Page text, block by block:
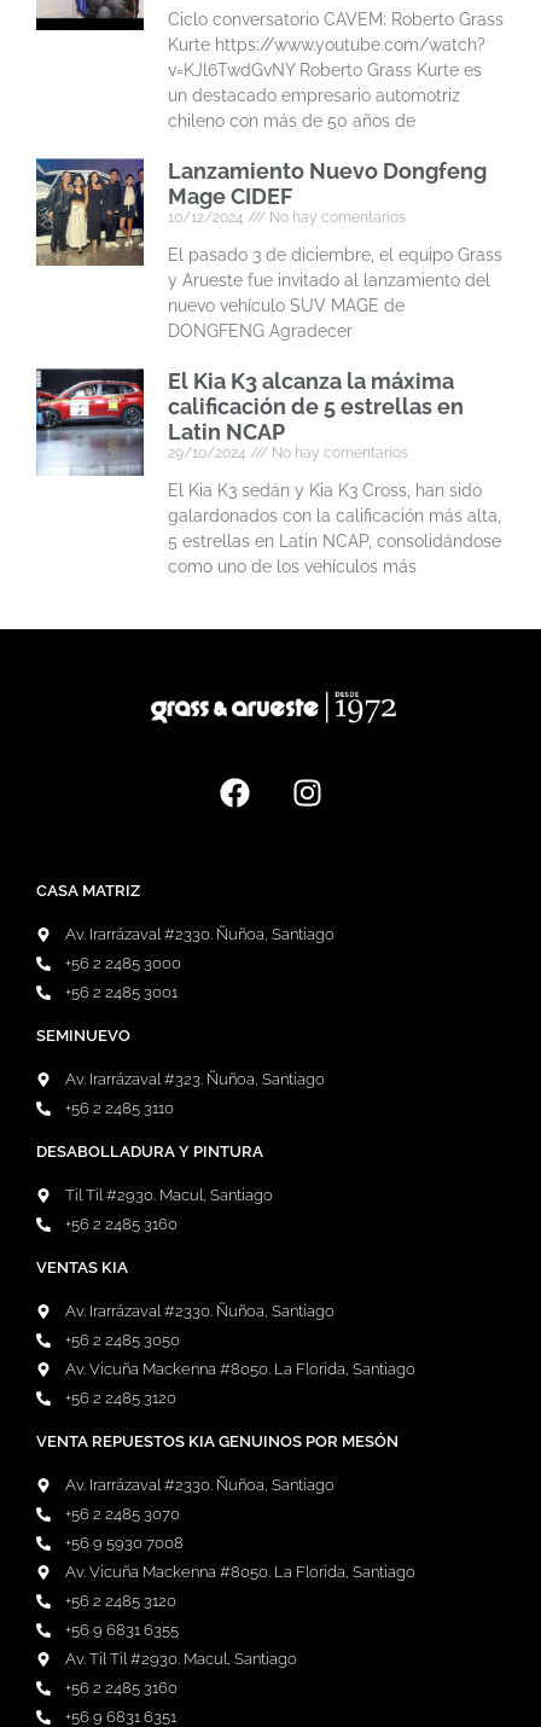
Ciclo conversatorio CAVEM: Roberto Grass
Kurte https://www.youtube.com/watch?
v=KJl6TwdGvNY Roberto Grass Kurte es
un destacado empresario automotriz
chileno con más de 50 años de
Lanzamiento Nuevo Dongfeng
Mage CIDEF
10/12/2024 No hay comentarios
El pasado 3 de diciembre, el equipo Grass
y Arueste fue invitado al lanzamiento del
nuevo vehículo SUV MAGE de
DONGFENG Agradecer
El Kia K3 alcanza la máxima
calificación de 5 estrellas en
Latin NCAP
29/10/2024 No hay comentarios
El Kia K3 sedán y Kia K3 Cross, han sido
galardonados con la calificación más alta,
5 estrellas en Latin NCAP, consolidándose
como uno de los vehículos más
CASA MATRIZ
Av. Irarrázaval #2330. Ñuñoa, Santiago
+56 2 2485 3000
+56 2 2485 3001
SEMINUEVO
Av. Irarrázaval #323. Ñuñoa, Santiago
+56 2 2485 3110
DESABOLLADURA Y PINTURA
Til Til #2930. Macul, Santiago
+56 2 2485 3160
VENTAS KIA
Av. Irarrázaval #2330. Ñuñoa, Santiago
+56 2 2485 3050
Av. Vicuña Mackenna #8050. La Florida, Santiago
+56 2 2485 3120
VENTA REPUESTOS KIA GENUINOS POR MESÓN
Av. Irarrázaval #2330. Ñuñoa, Santiago
+56 2 2485 3070
+56 9 5930 7008
Av. Vicuña Mackenna #8050. La Florida, Santiago
+56 2 2485 3120
+56 9 6831 6355
Av. Til Til #2930. Macul, Santiago
+56 2 2485 3160
+56 9 6831 6351